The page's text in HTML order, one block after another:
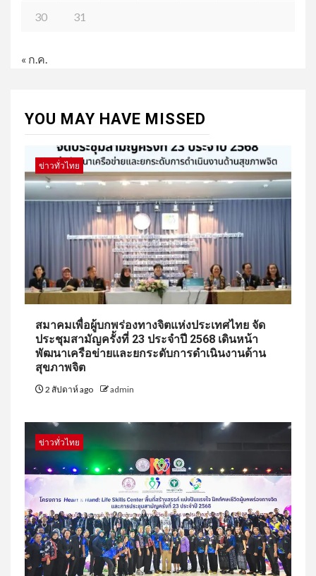
30 31
« ก.ค.
YOU MAY HAVE MISSED
ข่าวทั่วไทย
สมาคมเพื่อผู้บกพร่องทางจิตแห่งประเทศไทย จัด
ประชุมสามัญครั้งที่ 23 ประจำปี 2568 เดินหน้า
พัฒนาเครือข่ายและยกระดับการดำเนินงานด้าน
สุขภาพจิต
2 สัปดาห์ ago admin
ข่าวทั่วไทย